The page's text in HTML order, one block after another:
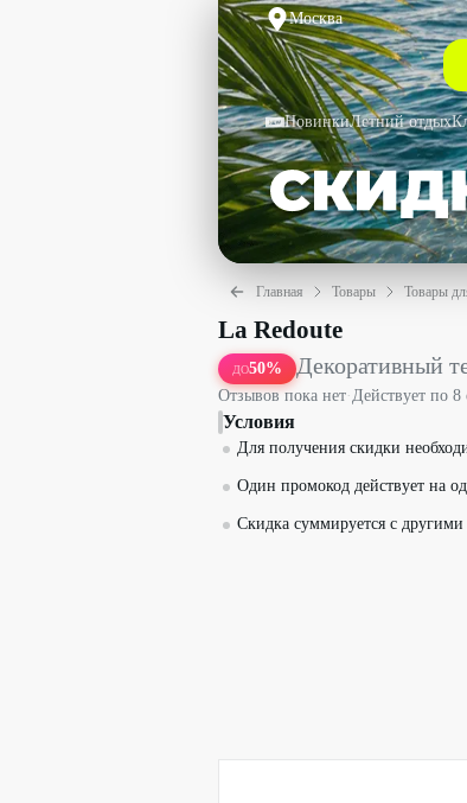
Москва
НовинкиЛетний отдых
Главная Товары Товары
Декоративный текстиль со
La Redoute
ДО50% Декоративный
Отзывов пока нет·Действует по 8
Условия
Для получения скидки
Один промокод действует на
Скидка суммируется с